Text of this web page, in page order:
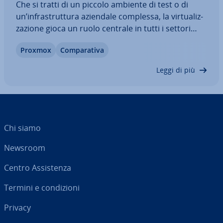
Che si tratti di un piccolo ambiente di test o di
un’in­fra­strut­tu­ra aziendale complessa, la vir­tua­liz­
za­zio­ne gioca un ruolo centrale in tutti i settori
affermate che seguono approcci diversi. Questo
Proxmox Com­pa­ra­ti­va
Leggi di più
Chi siamo
Newsroom
Centro As­si­sten­za
Termini e con­di­zio­ni
Privacy